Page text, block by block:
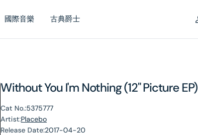
國際音樂 古典爵士
Without You I'm Nothing (12" Picture EP)
Cat No.:5375777
Artist:Placebo
Release Date:2017-04-20